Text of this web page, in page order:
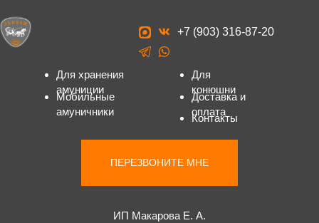
Для хранения
амуниции
Мобильные
амуничники
Для
конюшни
Доставка и
оплата
Контакты
+7 (903) 316-87-20
ПЕРЕЗВОНИТЕ МНЕ
ИП Макарова Е. А.